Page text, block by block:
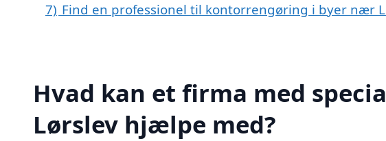
7) Find en professionel til kontorrengøring i byer nær
Hvad kan et firma med
Lørslev hjælpe med?